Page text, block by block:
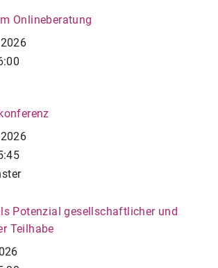
Onlineberatung
Potenzial gesellschaftlicher und
Teilhabe